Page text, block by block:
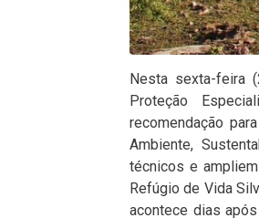
Nesta sexta-feira
Proteção
recomendação
Ambiente,
técnicos e
Refúgio de Vida
acontece dias